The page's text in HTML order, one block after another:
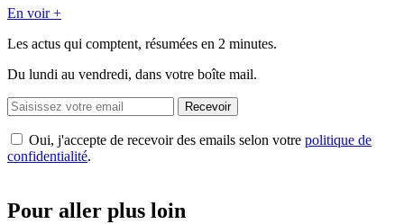
En voir +
Les actus qui comptent, résumées en 2 minutes.
Du lundi au vendredi, dans votre boîte mail.
Recevoir
Oui, j'accepte de recevoir des emails selon votre politique de
confidentialité.
Pour aller plus loin